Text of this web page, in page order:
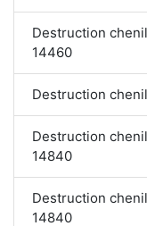
Destruction
14460
Destruction
Destruction
14840
Destruction
14840